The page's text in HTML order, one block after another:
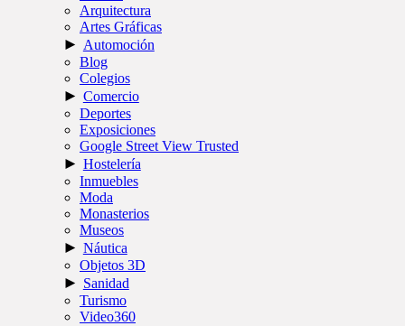
Arquitectura
Artes Gráficas
► Automoción
Blog
Colegios
► Comercio
Deportes
Exposiciones
Google Street View Trusted
► Hostelería
Inmuebles
Moda
Monasterios
Museos
► Náutica
Objetos 3D
► Sanidad
Turismo
Video360